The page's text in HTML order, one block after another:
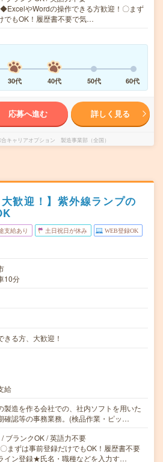
やWordの操作できる方歓迎！〇まず
でもOK！履歴書不要で気…
30代 40代 50代 60代
応募へ進む 詳しく見る
キャリアオプション 製造事業部（全国）
大歓迎！】紫外線ランプの
支給あり 土日祝日が休み WEB登録OK
10分
きる方、大歓迎！
給
製造を作る会社での、社内ソフトを用いた
確認等の事務業務。(検品作業・ピッ…
ブランクOK / 英語力不要
まずは事前登録だけでもOK！履歴書不要
イン登録★氏名・職種などを入力す…